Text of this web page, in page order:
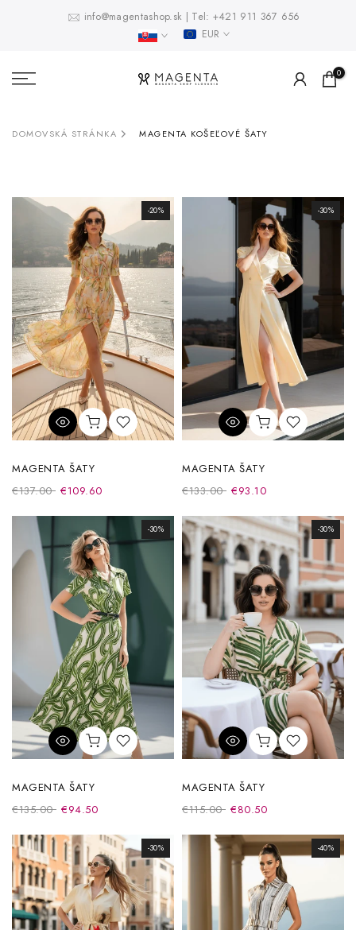
info@magentashop.sk | Tel: +421 911 367 656
EUR
0
DOMOVSKÁ STRÁNKA MAGENTA KOŠEĽOVÉ ŠATY
-20%
MAGENTA ŠATY
€137.00 €109.60
-30%
MAGENTA ŠATY
€133.00 €93.10
-30%
MAGENTA ŠATY
€135.00 €94.50
-30%
MAGENTA ŠATY
€115.00 €80.50
-30% -40%